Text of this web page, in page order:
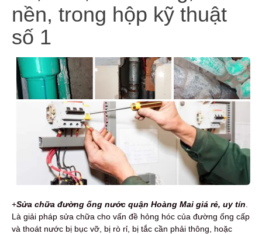
nền, trong hộp kỹ thuật
số 1
+Sửa chữa đường ống nước quận Hoàng Mai giá rẻ, uy tín
Là giải pháp sửa chữa cho vấn đề hỏng hóc của đường ống cấp
và thoát nước bị bục vỡ, bị rò rỉ, bị tắc cần phải thông, hoặc